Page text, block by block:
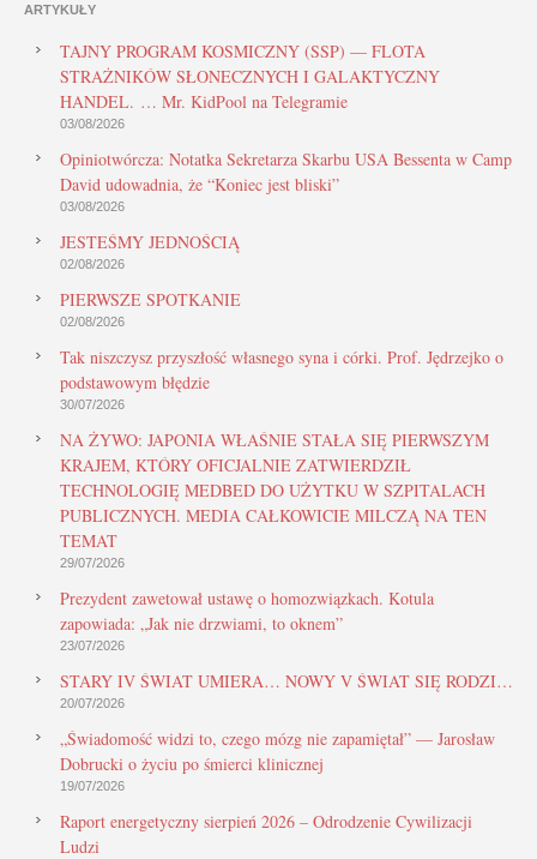
ARTYKUŁY
TAJNY PROGRAM KOSMICZNY (SSP) — FLOTA
STRAŻNIKÓW SŁONECZNYCH I GALAKTYCZNY
HANDEL. … Mr. KidPool na Telegramie
03/08/2026
Opiniotwórcza: Notatka Sekretarza Skarbu USA Bessenta w Camp
David udowadnia, że “Koniec jest bliski”
03/08/2026
JESTEŚMY JEDNOŚCIĄ
02/08/2026
PIERWSZE SPOTKANIE
02/08/2026
Tak niszczysz przyszłość własnego syna i córki. Prof. Jędrzejko o
podstawowym błędzie
30/07/2026
NA ŻYWO: JAPONIA WŁAŚNIE STAŁA SIĘ PIERWSZYM
KRAJEM, KTÓRY OFICJALNIE ZATWIERDZIŁ
TECHNOLOGIĘ MEDBED DO UŻYTKU W SZPITALACH
PUBLICZNYCH. MEDIA CAŁKOWICIE MILCZĄ NA TEN
TEMAT
29/07/2026
Prezydent zawetował ustawę o homozwiązkach. Kotula
zapowiada: „Jak nie drzwiami, to oknem”
23/07/2026
STARY IV ŚWIAT UMIERA… NOWY V ŚWIAT SIĘ RODZI…
20/07/2026
„Świadomość widzi to, czego mózg nie zapamiętał” — Jarosław
Dobrucki o życiu po śmierci klinicznej
19/07/2026
Raport energetyczny sierpień 2026 – Odrodzenie Cywilizacji
Ludzi